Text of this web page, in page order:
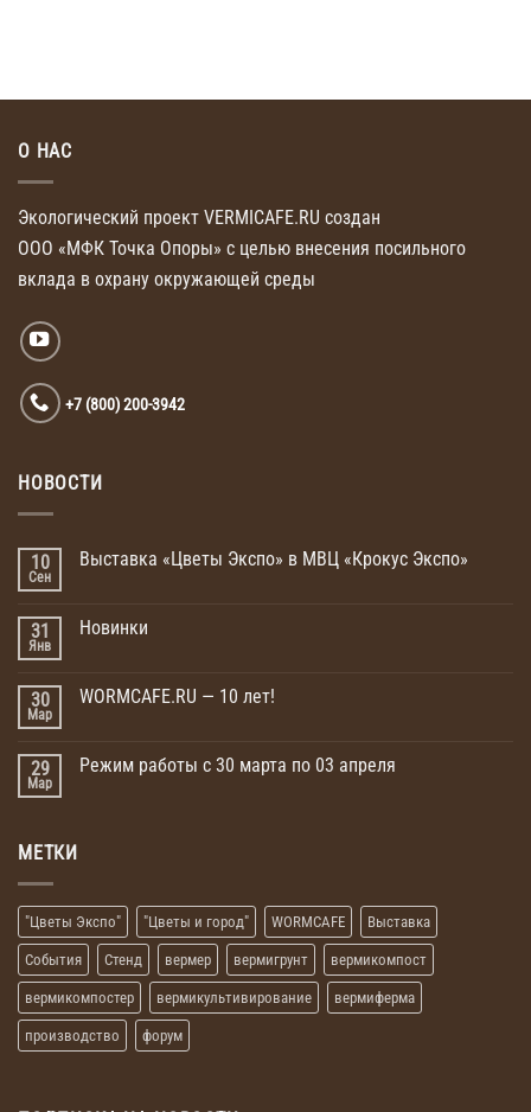
О НАС
Экологический проект VERMICAFE.RU создан
ООО «МФК Точка Опоры» с целью внесения посильного
вклада в охрану окружающей среды
+7 (800) 200-3942
НОВОСТИ
10
Сен
Выставка «Цветы Экспо» в МВЦ «Крокус Экспо»
31
Янв
Новинки
30
Мар
WORMCAFE.RU — 10 лет!
29
Мар
Режим работы с 30 марта по 03 апреля
МЕТКИ
"Цветы Экспо" "Цветы и город" WORMCAFE Выставка
События Стенд вермер вермигрунт вермикомпост
вермикомпостер вермикультивирование вермиферма
производство форум